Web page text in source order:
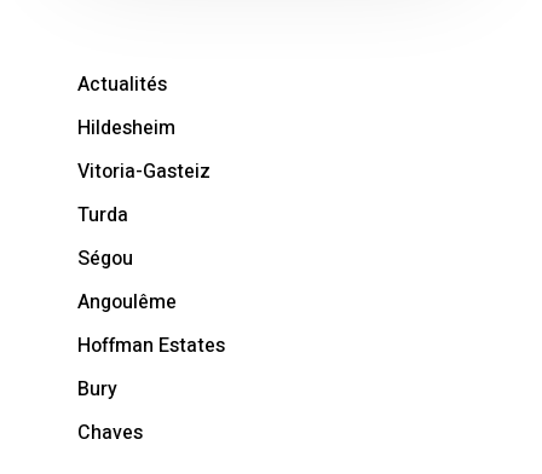
Actualités
Hildesheim
Vitoria-Gasteiz
Turda
Ségou
Angoulême
Hoffman Estates
Bury
Chaves